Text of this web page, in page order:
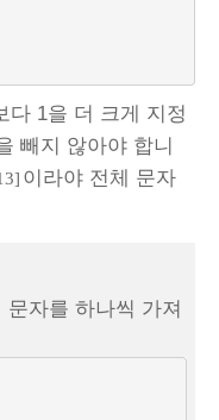
다 1을 더 크게 지정
빼지 않아야 합니
이라야 전체 문자
자를 하나씩 가져